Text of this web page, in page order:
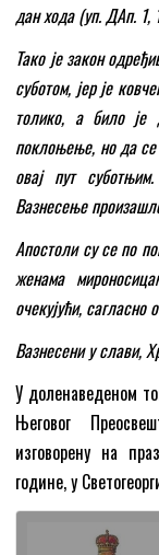
дан хода (уп. ДАп. 1,
Тако је закон
суботом, јер је
толико, а било
поклоњење, но да се
овај пут
Вазнесење
Апостоли су се по
женама
очекујући,
Вазнесени у слави,
У доленаведеном
Његовог
изговорену на
године, у